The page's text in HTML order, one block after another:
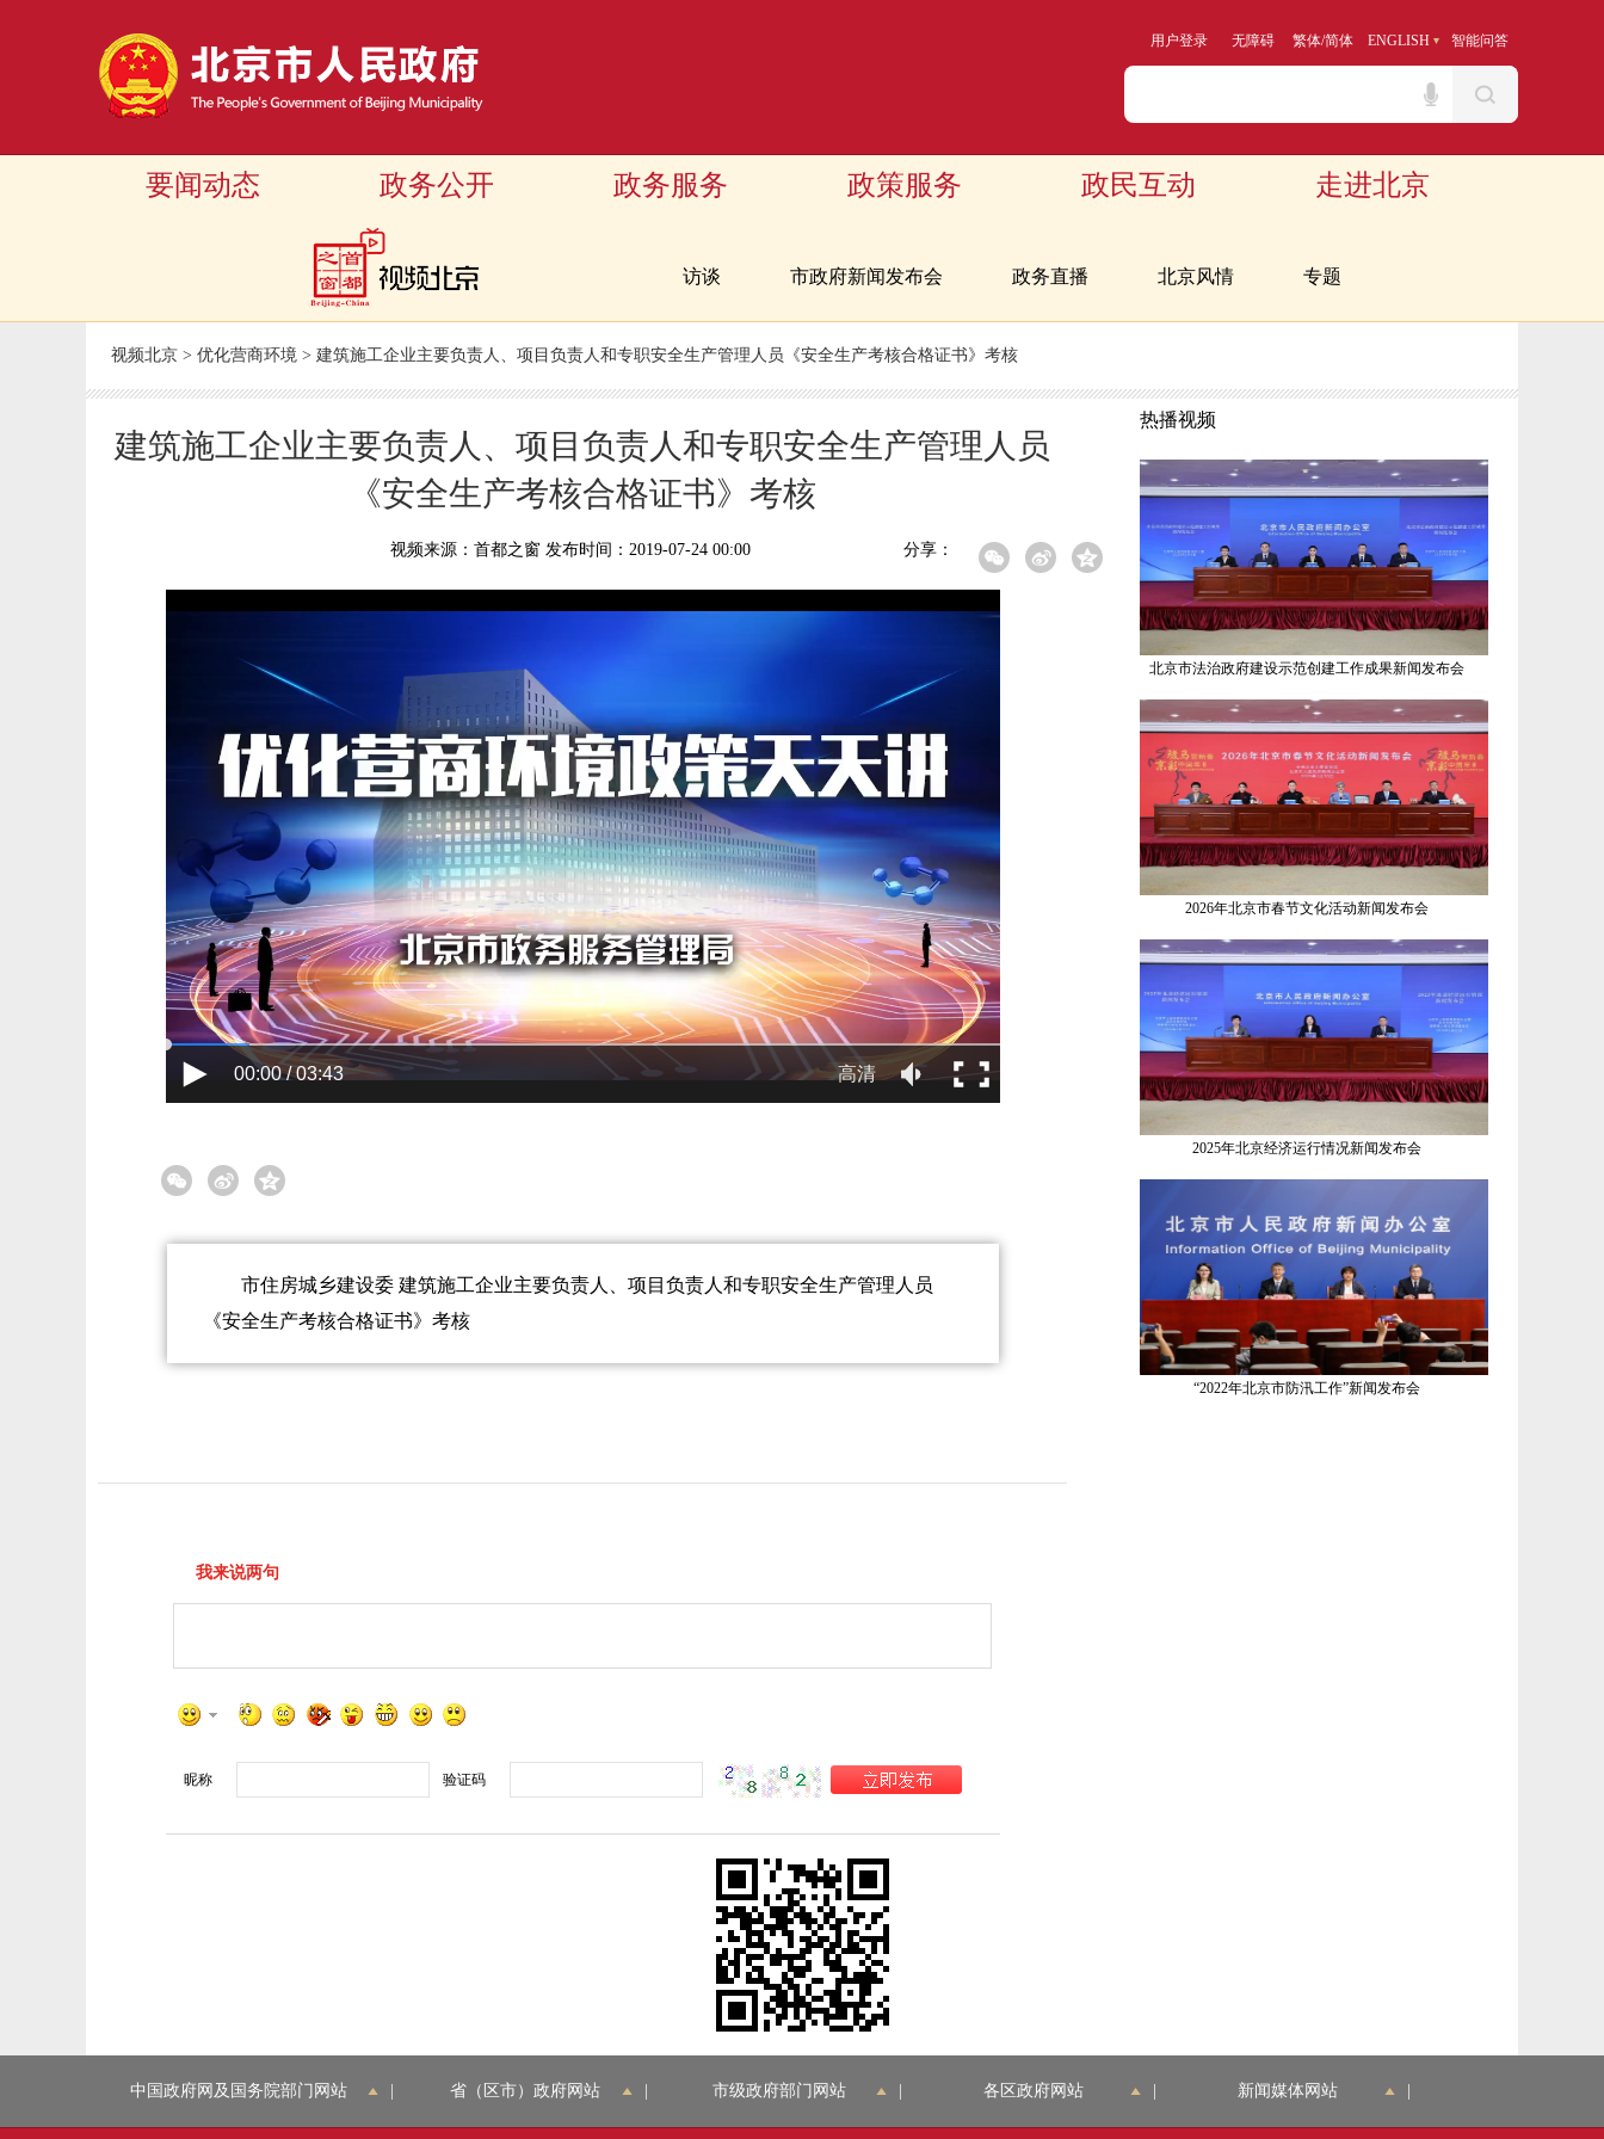
用户登录 无障碍 繁体/简体 ENGLISH 智能问答
要闻动态 政务公开 政务服务 政策服务 政民互动 走进北京
访谈 市政府新闻发布会 政务直播 北京风情 专题
视频北京 > 优化营商环境 > 建筑施工企业主要负责人、项目负责人和专职安全生产管理人员《安全生产考核合格证书》考核
建筑施工企业主要负责人、项目负责人和专职安全生产管理人员
《安全生产考核合格证书》考核
视频来源：首都之窗 发布时间：2019-07-24 00:00 分享：
00:00 / 03:43 高清
市住房城乡建设委 建筑施工企业主要负责人、项目负责人和专职安全生产管理人员
《安全生产考核合格证书》考核
我来说两句
昵称 验证码
热播视频
北京市法治政府建设示范创建工作成果新闻发布会
2026年北京市春节文化活动新闻发布会
2025年北京经济运行情况新闻发布会
“2022年北京市防汛工作”新闻发布会
中国政府网及国务院部门网站 省（区市）政府网站 市级政府部门网站 各区政府网站 新闻媒体网站